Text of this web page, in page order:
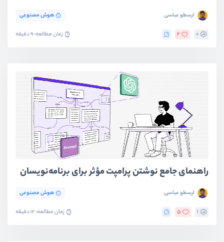
ارسطو عباسی هوش مصنوعی
0
2 زمان مطالعه: 9 دقیقه
راهنمای جامع نوشتن پرامپت مؤثر برای برنامه‌نویسان
ارسطو عباسی هوش مصنوعی
1
5 زمان مطالعه: 12 دقیقه